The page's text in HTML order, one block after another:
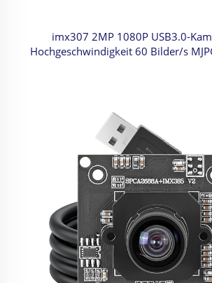
imx307 2MP 1080P USB3.0-
Hochgeschwindigkeit 60 Bilder/s